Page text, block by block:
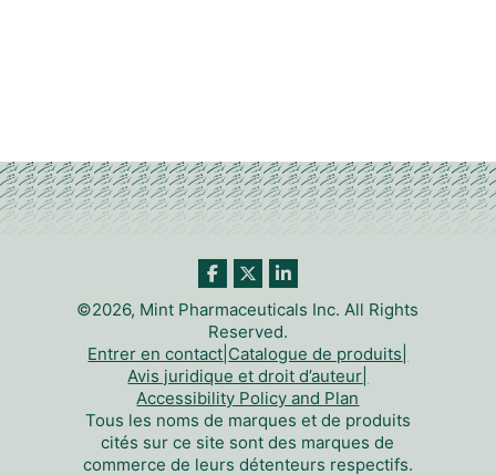
©2026, Mint Pharmaceuticals Inc. All Rights
Reserved.
Entrer en contact Catalogue de produits
Avis juridique et droit d’auteur
Accessibility Policy and Plan
Tous les noms de marques et de produits
cités sur ce site sont des marques de
commerce de leurs détenteurs respectifs.